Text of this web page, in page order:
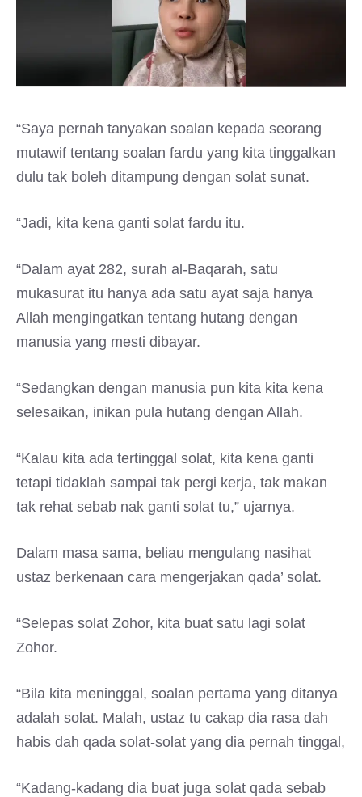
“Saya pernah tanyakan soalan kepada seorang
mutawif tentang soalan fardu yang kita tinggalkan
dulu tak boleh ditampung dengan solat sunat.
“Jadi, kita kena ganti solat fardu itu.
“Dalam ayat 282, surah al-Baqarah, satu
mukasurat itu hanya ada satu ayat saja hanya
Allah mengingatkan tentang hutang dengan
manusia yang mesti dibayar.
“Sedangkan dengan manusia pun kita kita kena
selesaikan, inikan pula hutang dengan Allah.
“Kalau kita ada tertinggal solat, kita kena ganti
tetapi tidaklah sampai tak pergi kerja, tak makan
tak rehat sebab nak ganti solat tu,” ujarnya.
Dalam masa sama, beliau mengulang nasihat
ustaz berkenaan cara mengerjakan qada’ solat.
“Selepas solat Zohor, kita buat satu lagi solat
Zohor.
“Bila kita meninggal, soalan pertama yang ditanya
adalah solat. Malah, ustaz tu cakap dia rasa dah
habis dah qada solat-solat yang dia pernah tinggal,
“Kadang-kadang dia buat juga solat qada sebab